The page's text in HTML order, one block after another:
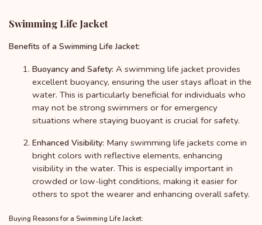
Swimming Life Jacket
Benefits of a Swimming Life Jacket:
Buoyancy and Safety: A swimming life jacket provides
excellent buoyancy, ensuring the user stays afloat in the
water. This is particularly beneficial for individuals who
may not be strong swimmers or for emergency
situations where staying buoyant is crucial for safety.
Enhanced Visibility: Many swimming life jackets come in
bright colors with reflective elements, enhancing
visibility in the water. This is especially important in
crowded or low-light conditions, making it easier for
others to spot the wearer and enhancing overall safety.
Buying Reasons for a Swimming Life Jacket: